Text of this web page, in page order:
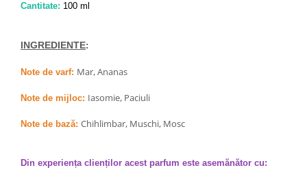
Cantitate: 100 ml
INGREDIENTE:
Note de varf: Mar, Ananas
Note de mijloc: Iasomie, Paciuli
Note de bază: Chihlimbar, Muschi, Mosc
Din experiența clienților acest parfum este asemănător cu: